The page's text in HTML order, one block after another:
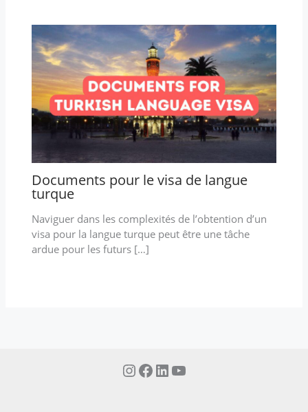
Documents pour le visa de langue
turque
Naviguer dans les complexités de l’obtention d’un
visa pour la langue turque peut être une tâche
ardue pour les futurs […]